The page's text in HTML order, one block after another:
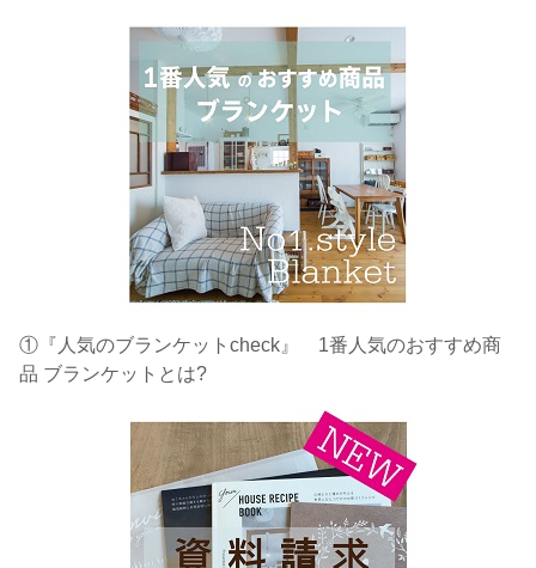
①『人気のブランケットcheck』 1番人気のおすすめ商
品 ブランケットとは?